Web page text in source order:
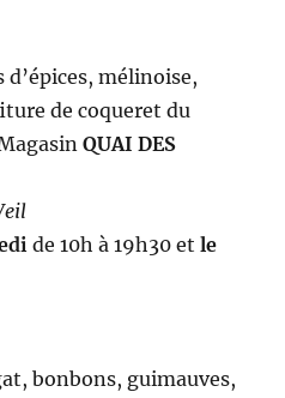
mélinoise,
de coqueret du
QUAI DES
de 10h à 19h30 et le
bonbons, guimauves,